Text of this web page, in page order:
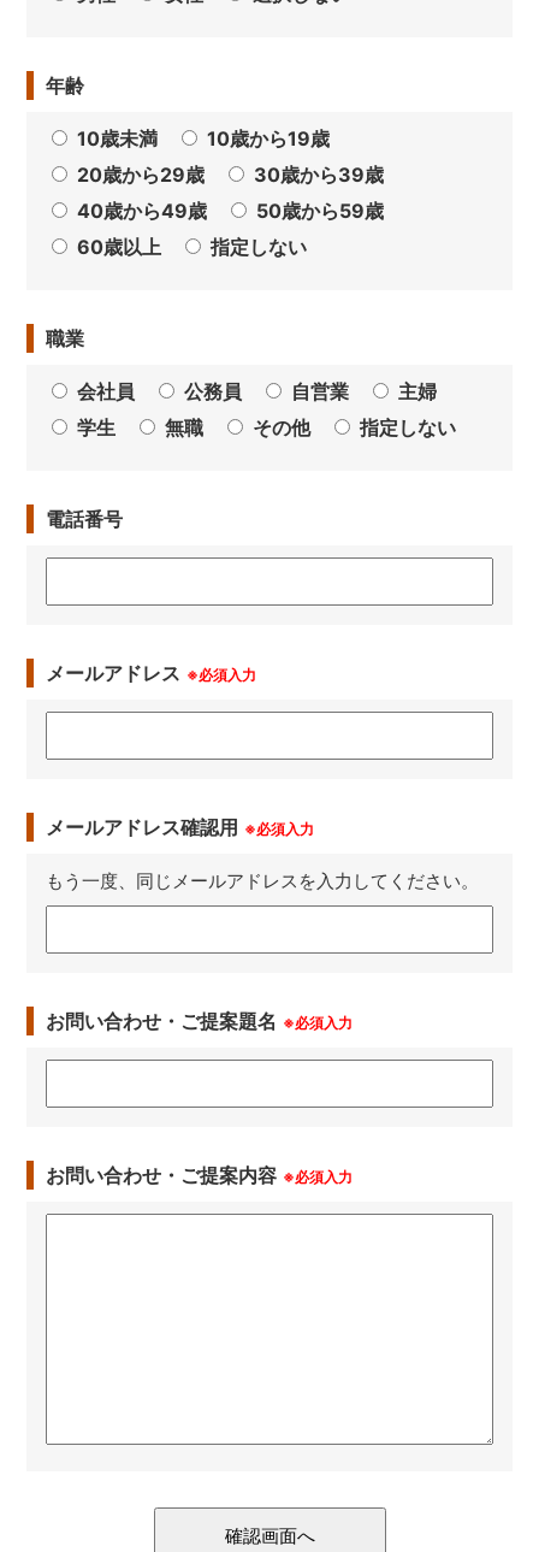
年齢
10歳未満
10歳から19歳
20歳から29歳
30歳から39歳
40歳から49歳
50歳から59歳
60歳以上
指定しない
職業
会社員 公務員 自営業
主婦
学生
無職 その他 指定しない
電話番号
メールアドレス ※必須入力
メールアドレス確認用 ※必須入力
もう一度、同じメールアドレスを入力してください。
お問い合わせ・ご提案題名 ※必須入力
お問い合わせ・ご提案内容 ※必須入力